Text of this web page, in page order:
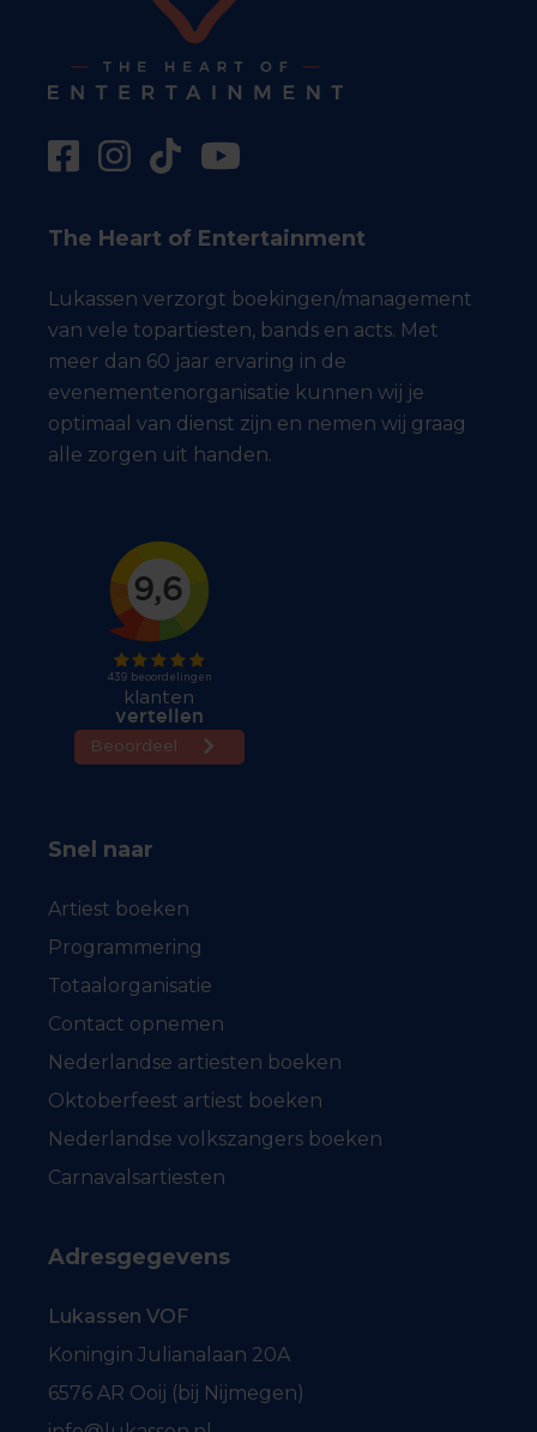
The Heart of Entertainment
Lukassen verzorgt boekingen/management
van vele topartiesten, bands en acts. Met
meer dan 60 jaar ervaring in de
evenementenorganisatie kunnen wij je
optimaal van dienst zijn en nemen wij graag
alle zorgen uit handen.
Snel naar
Artiest boeken
Programmering
Totaalorganisatie
Contact opnemen
Nederlandse artiesten boeken
Oktoberfeest artiest boeken
Nederlandse volkszangers boeken
Carnavalsartiesten
Adresgegevens
Lukassen VOF
Koningin Julianalaan 20A
6576 AR Ooij (bij Nijmegen)